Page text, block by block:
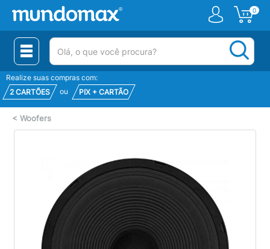
0
(pesquisar)
Realize suas compras com:
2 CARTÕES
ou PIX + CARTÃO
< Woofers